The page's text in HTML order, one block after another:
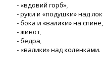
- «вдовий горб»,
- руки и «подушки» над
- бока и «валики» на спине,
- живот,
- бедра,
- «валики» над коленками.